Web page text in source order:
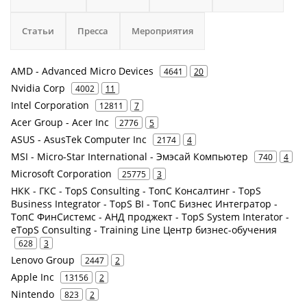
Статьи Пресса Мероприятия
AMD - Advanced Micro Devices 4641 20
Nvidia Corp 4002 11
Intel Corporation 12811 7
Acer Group - Acer Inc 2776 5
ASUS - AsusTek Computer Inc 2174 4
MSI - Micro-Star International - Эмэсай Компьютер 740 4
Microsoft Corporation 25775 3
НКК - ГКС - TopS Consulting - ТопС Консалтинг - TopS
Business Integrator - TopS BI - ТопС Бизнес Интегратор -
ТопС ФинСистемс - АНД проджект - TopS System Interator -
eTopS Consulting - Training Line Центр бизнес-обучения
628 3
Lenovo Group 2447 2
Apple Inc 13156 2
Nintendo 823 2